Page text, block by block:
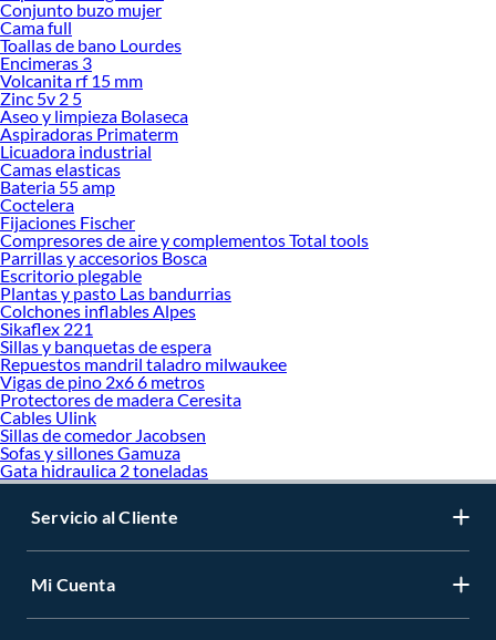
decoración. ¡Visítanos y haz tus ideas realidad!
Conjunto buzo mujer
Cama full
Toallas de bano Lourdes
Encimeras 3
Volcanita rf 15 mm
Zinc 5v 2 5
Aseo y limpieza Bolaseca
Aspiradoras Primaterm
Licuadora industrial
Camas elasticas
Bateria 55 amp
Coctelera
Fijaciones Fischer
Compresores de aire y complementos Total tools
Parrillas y accesorios Bosca
Escritorio plegable
Plantas y pasto Las bandurrias
Colchones inflables Alpes
Sikaflex 221
Sillas y banquetas de espera
Repuestos mandril taladro milwaukee
Vigas de pino 2x6 6 metros
Protectores de madera Ceresita
Cables Ulink
Sillas de comedor Jacobsen
Sofas y sillones Gamuza
Gata hidraulica 2 toneladas
Servicio al Cliente
Mi Cuenta